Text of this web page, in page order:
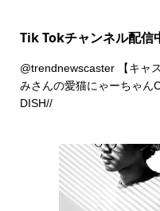
Tik Tokチャンネル配信
@trendnewscaster【キャ
みさんの愛猫にゃーちゃ
DISH//